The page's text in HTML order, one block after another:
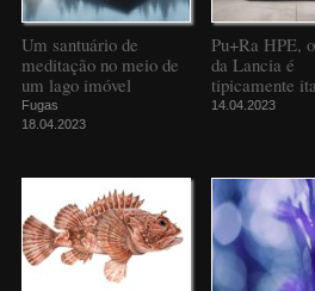
Um santuário de
meditação no meio de
um lago imóvel
Fugas
18.04.2023
Pu+Ra HPE,
da Lancia é
tipicamente
14.04.2023